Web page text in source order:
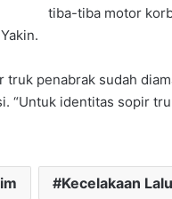
tiba-tiba motor
penabrak sudah
“Untuk identitas sopir
Kecelakaan